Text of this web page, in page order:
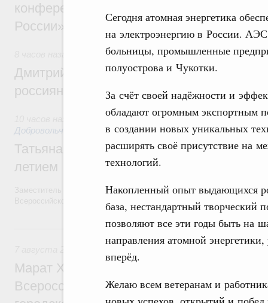
Сегодня атомная энергетика
на электроэнергию в России.
больницы, промышленные
полуострова и Чукотки.
За счёт своей надёжности и
обладают огромным экспортным
в создании новых уникальных
расширять своё присутствие на
технологий.
Накопленный опыт выдающихся
база, нестандартный творческий
позволяют все эти годы быть на
направления атомной
вперёд.
Желаю всем ветеранам и
конференции «Цифровая индустрия
России»
Спорт высших достижений и массовый
Дмитрий Чернышенко и Михаил
россиян с Днём физкультурника
Социальные инновации. Некоммерческие
Добровольчество и волонтёрство. Благотворительность
Татьяна Голикова поздравила
летием
Заместитель Председателя Правительства Татьяна Голикова
Всероссийского общественного движения «Волонтёры-медики» с
Вчера
Экономика городов. Городская среда
Марат Хуснуллин провёл заседание
Всероссийского конкурса лучших